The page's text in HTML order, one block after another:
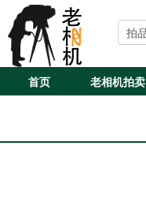
首页 老相机拍卖